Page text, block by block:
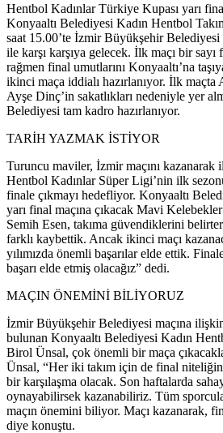
Hentbol Kadınlar Türkiye Kupası yarı
Konyaaltı Belediyesi Kadın Hentbol
saat 15.00’te İzmir Büyükşehir
ile karşı karşıya gelecek. İlk maçı bir
rağmen final umutlarını Konyaaltı’na
ikinci maça iddialı hazırlanıyor. İlk
Ayşe Dinç’in sakatlıkları nedeniyle yer
Belediyesi tam kadro hazırlanıyor.
TARİH YAZMAK İSTİYOR
Turuncu maviler, İzmir maçını kazanarak
Hentbol Kadınlar Süper Ligi’nin ilk
finale çıkmayı hedefliyor. Konyaaltı
yarı final maçına çıkacak Mavi
Semih Esen, takıma güvendiklerini
farklı kaybettik. Ancak ikinci maçı
yılımızda önemli başarılar elde ettik.
başarı elde etmiş olacağız” dedi.
MAÇIN ÖNEMİNİ BİLİYORUZ
İzmir Büyükşehir Belediyesi maçına
bulunan Konyaaltı Belediyesi Kadın
Birol Ünsal, çok önemli bir maça
Ünsal, “Her iki takım için de final
bir karşılaşma olacak. Son haftalarda
oynayabilirsek kazanabiliriz. Tüm
maçın önemini biliyor. Maçı kazanarak,
diye konuştu.